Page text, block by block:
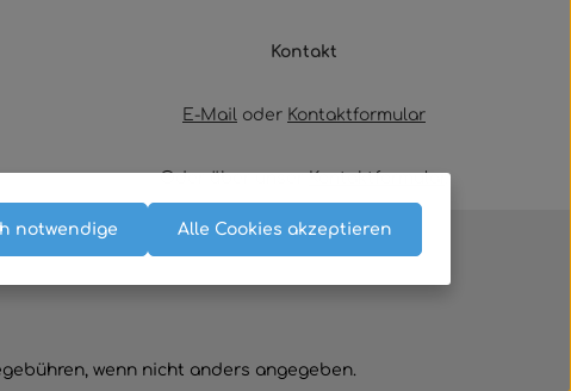
Kontakt
E-Mail oder Kontaktformular
Oder über unserKontaktformular.
wenn nicht anders angegeben.
notwendige Alle Cookies akzeptieren